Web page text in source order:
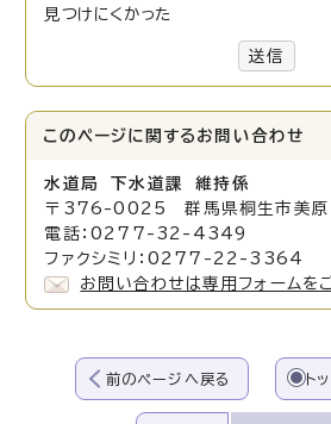
見つけにくかった
送信
このページに関する お問い合わせ
水道局 下水道課 維持係
〒376-0025 群馬県桐生市美原
電話：0277-32-4349
ファクシミリ：0277-22-3364
お問い合わせは専用フォームを
前のページへ戻る ト